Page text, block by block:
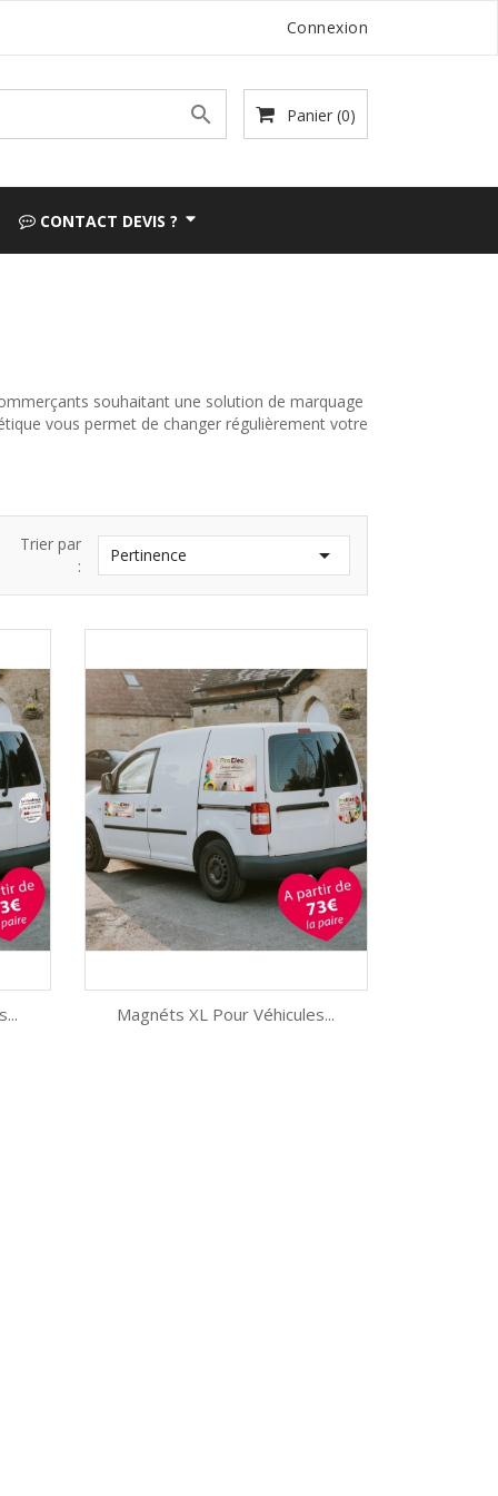
Connexion
Panier (0)

CONTACT DEVIS ?
souhaitant une solution de marquage
vous permet de changer régulièrement votre
Trier par
:
Pertinence 
Magnéts XL Pour Véhicules...